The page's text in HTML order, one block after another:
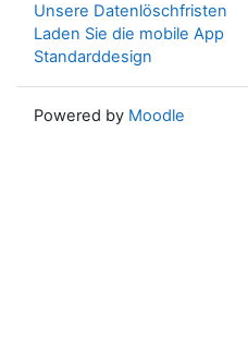
Unsere Datenlöschfristen
Laden Sie die mobile App
Standarddesign
Powered by Moodle